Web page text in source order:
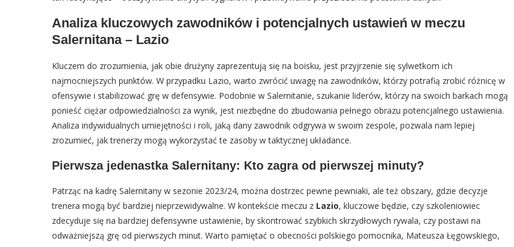
Analiza kluczowych zawodników i potencjalnych ustawień w meczu
Salernitana – Lazio
Kluczem do zrozumienia, jak obie drużyny zaprezentują się na boisku, jest przyjrzenie się sylwetkom ich
najmocniejszych punktów. W przypadku Lazio, warto zwrócić uwagę na zawodników, którzy potrafią zrobić różnicę w
ofensywie i stabilizować grę w defensywie. Podobnie w Salernitanie, szukanie liderów, którzy na swoich barkach mogą
ponieść ciężar odpowiedzialności za wynik, jest niezbędne do zbudowania pełnego obrazu potencjalnego ustawienia.
Analiza indywidualnych umiejętności i roli, jaką dany zawodnik odgrywa w swoim zespole, pozwala nam lepiej
zrozumieć, jak trenerzy mogą wykorzystać te zasoby w taktycznej układance.
Pierwsza jedenastka Salernitany: Kto zagra od pierwszej minuty?
Patrząc na kadrę Salernitany w sezonie 2023/24, można dostrzec pewne pewniaki, ale też obszary, gdzie decyzje
trenera mogą być bardziej nieprzewidywalne. W kontekście meczu z Lazio, kluczowe będzie, czy szkoleniowiec
zdecyduje się na bardziej defensywne ustawienie, by skontrować szybkich skrzydłowych rywala, czy postawi na
odważniejszą grę od pierwszych minut. Warto pamiętać o obecności polskiego pomocnika, Mateusza Łęgowskiego,